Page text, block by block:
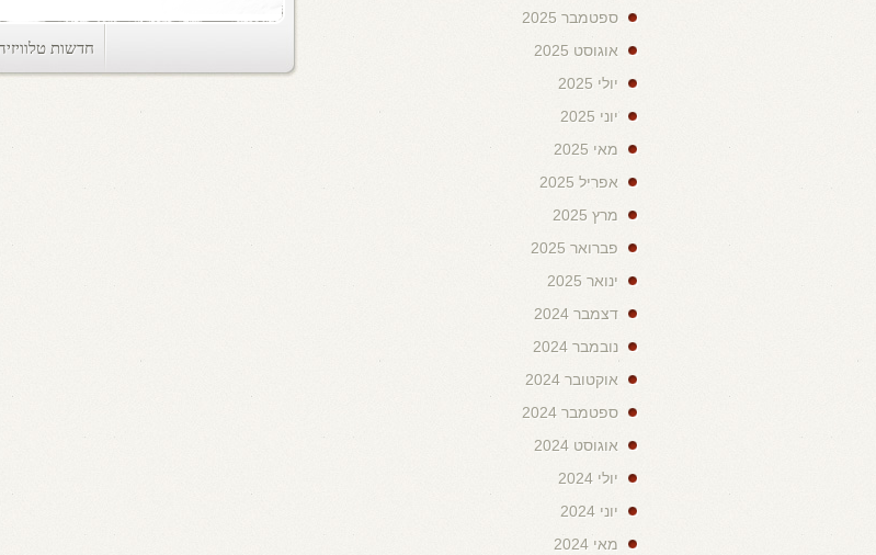
חדשות
ספטמבר 2025
אוגוסט 2025
יולי 2025
יוני 2025
מאי 2025
אפריל 2025
מרץ 2025
פברואר 2025
ינואר 2025
דצמבר 2024
נובמבר 2024
אוקטובר 2024
ספטמבר 2024
אוגוסט 2024
יולי 2024
יוני 2024
מאי 2024